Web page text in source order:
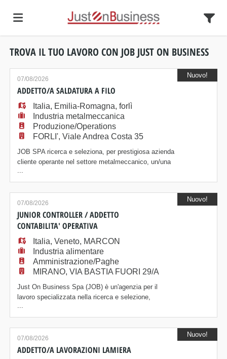
Home
Offerte
di
lavoro
Carica
CV
Login
TROVA IL TUO LAVORO CON JOB JUST ON BUSINESS
07/08/2026
ADDETTO/A SALDATURA A FILO
Italia, Emilia-Romagna, forlì
Industria metalmeccanica
Produzione/Operations
FORLI', Viale Andrea Costa 35
JOB SPA ricerca e seleziona, per prestigiosa azienda
cliente operante nel settore metalmeccanico, un/una
ADDETTO/A SALDATURA A FILO. Attività principali:
La risorsa sarà inserita all'interno del reparto
produttivo e si occuperà di: - Esecuzione di saldature
a filo (MIG/MAG) su ferro; - Carico e scarico dei pezzi
sul robot di saldatura; - Contro
...
Nuovo!
07/08/2026
JUNIOR CONTROLLER / ADDETTO
CONTABILITA' OPERATIVA
Italia, Veneto, MARCON
Industria alimentare
Amministrazione/Paghe
MIRANO, VIA BASTIA FUORI 29/A
Just On Business Spa (JOB) è un'agenzia per il
lavoro specializzata nella ricerca e selezione,
amministrazione e formazione del personale, presente
sul mercato da oltre vent'anni. La filiale di Mirano
(VE) seleziona JUNIOR CONTROLLER / ADDETTO
CONTABILITA' OPERATIVA da inserire in organico
presso azienda operante nell'ambito della produzione
...
Nuovo!
07/08/2026
ADDETTO/A LAVORAZIONI LAMIERA
Nuovo!